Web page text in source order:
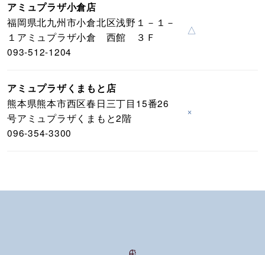
アミュプラザ小倉店
福岡県北九州市小倉北区浅野１－１－
１アミュプラザ小倉 西館 ３Ｆ
093-512-1204
△
アミュプラザくまもと店
熊本県熊本市西区春日三丁目15番26
号アミュプラザくまもと2階
096-354-3300
×